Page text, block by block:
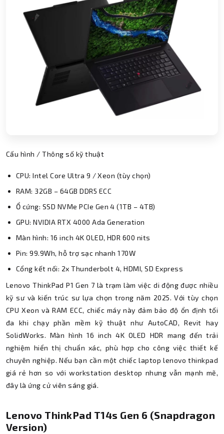
Cấu hình / Thông số kỹ thuật
CPU: Intel Core Ultra 9 / Xeon (tùy chọn)
RAM: 32GB – 64GB DDR5 ECC
Ổ cứng: SSD NVMe PCIe Gen 4 (1TB – 4TB)
GPU: NVIDIA RTX 4000 Ada Generation
Màn hình: 16 inch 4K OLED, HDR 600 nits
Pin: 99.9Wh, hỗ trợ sạc nhanh 170W
Cổng kết nối: 2x Thunderbolt 4, HDMI, SD Express
Lenovo ThinkPad P1 Gen 7 là trạm làm việc di động được nhiều
kỹ sư và kiến trúc sư lựa chọn trong năm 2025. Với tùy chọn
CPU Xeon và RAM ECC, chiếc máy này đảm bảo độ ổn định tối
đa khi chạy phần mềm kỹ thuật như AutoCAD, Revit hay
SolidWorks. Màn hình 16 inch 4K OLED HDR mang đến trải
nghiệm hiển thị chuẩn xác, phù hợp cho công việc thiết kế
chuyên nghiệp. Nếu bạn cần một chiếc laptop lenovo thinkpad
giá rẻ hơn so với workstation desktop nhưng vẫn mạnh mẽ,
đây là ứng cử viên sáng giá.
Lenovo ThinkPad T14s Gen 6 (Snapdragon
Version)